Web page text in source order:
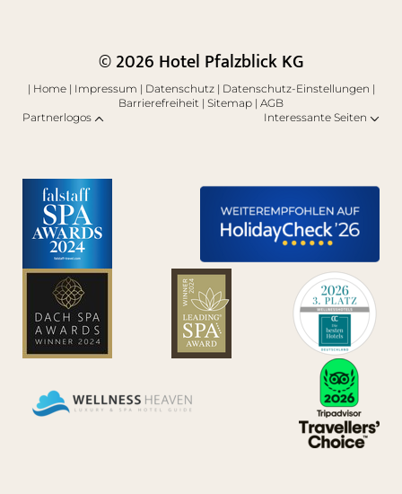
© 2026 Hotel Pfalzblick KG
| Home | Impressum | Datenschutz | Datenschutz-Einstellungen |
Barrierefreiheit | Sitemap | AGB
Partnerlogos
Interessante Seiten